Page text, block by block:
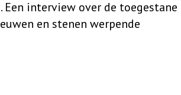
interview over de toegestane
en stenen werpende